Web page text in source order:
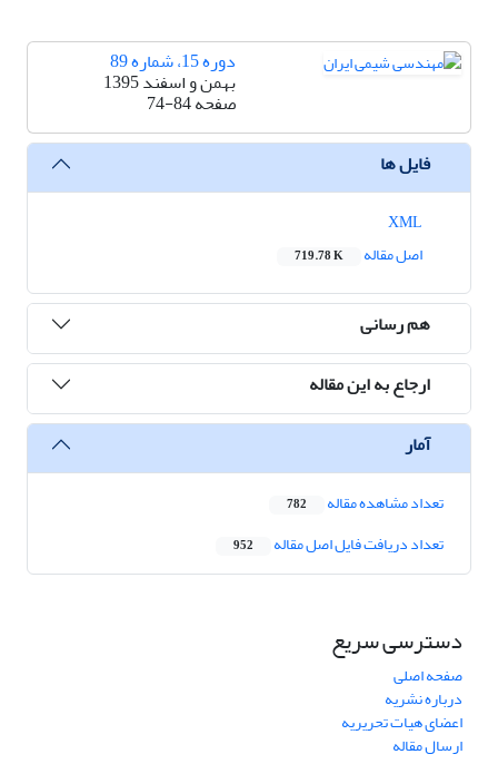
دوره 15، شماره 89
بهمن و اسفند 1395
صفحه74-84
فایل ها
اصل مقاله
719.78 K
هم رسانی
ارجاع به این مقاله
آمار
تعداد مشاهده مقاله 782
تعداد دریافت فایل اصل مقاله 952
دسترسی سریع
صفحه اصلی
درباره نشریه
اعضای هیات تحریریه
ارسال مقاله